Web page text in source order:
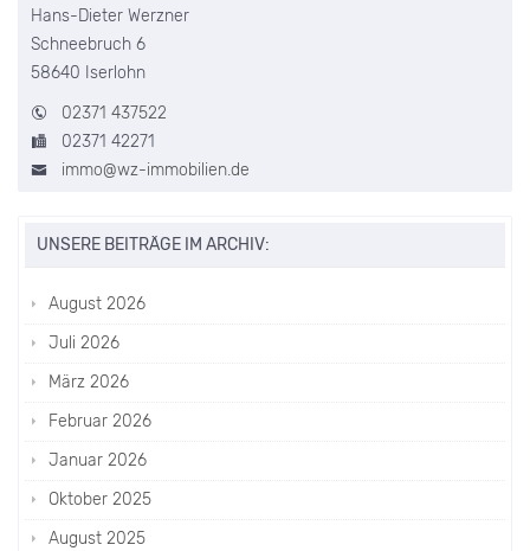
Hans-Dieter Werzner
Schneebruch 6
58640 Iserlohn
02371 437522
02371 42271
immo@wz-immobilien.de
UNSERE BEITRÄGE IM ARCHIV:
August 2026
Juli 2026
März 2026
Februar 2026
Januar 2026
Oktober 2025
August 2025